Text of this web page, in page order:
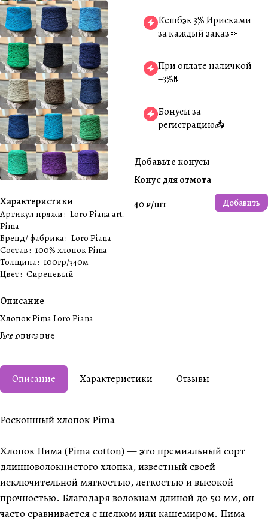
Характеристики
Артикул пряжи: Loro Piana art.
Pima
Бренд/ фабрика: Loro Piana
Состав: 100% хлопок Pima
Толщина: 100гр/340м
Цвет: Сиреневый
Описание
Хлопок Pima Loro Piana
Все описание
Кешбэк 3% Ирисками
за каждый заказ🍬
При оплате наличкой
−3%💵
Бонусы за
регистрацию📥
Добавьте конусы
Конус для отмота
40 ₽/шт Добавить
Описание Характеристики Отзывы
Роскошный хлопок Pima
Хлопок Пима (Pima cotton) — это премиальный сорт
длинноволокнистого хлопка, известный своей
исключительной мягкостью, легкостью и высокой
прочностью. Благодаря волокнам длиной до 50 мм, он
часто сравнивается с шелком или кашемиром. Пима